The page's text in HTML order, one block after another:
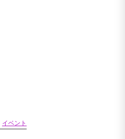
イベント